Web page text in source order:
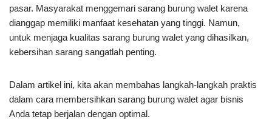
pasar. Masyarakat menggemari sarang burung walet karena
dianggap memiliki manfaat kesehatan yang tinggi. Namun,
untuk menjaga kualitas sarang burung walet yang dihasilkan,
kebersihan sarang sangatlah penting.
Dalam artikel ini, kita akan membahas langkah-langkah praktis
dalam cara membersihkan sarang burung walet agar bisnis
Anda tetap berjalan dengan optimal.